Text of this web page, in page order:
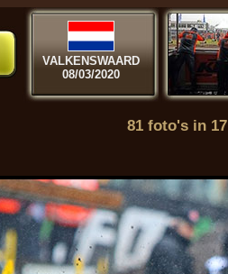
VALKENSWAARD
08/03/2020
81 foto's in